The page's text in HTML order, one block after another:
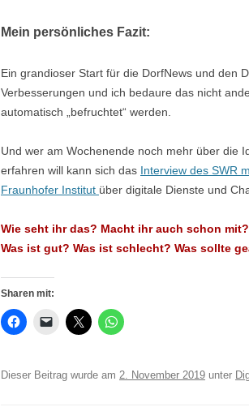
Mein persönliches Fazit:
Ein grandioser Start für die DorfNews und den
Verbesserungen und ich bedaure das nicht
automatisch „befruchtet“ werden.
Und wer am Wochenende noch mehr über die
erfahren will kann sich das Interview des SWR
Fraunhofer Institut über digitale Dienste und
Wie seht ihr das? Macht ihr auch schon
Was ist gut? Was ist schlecht? Was sollte
Sharen mit:
Dieser Beitrag wurde am 2. November 2019 unter